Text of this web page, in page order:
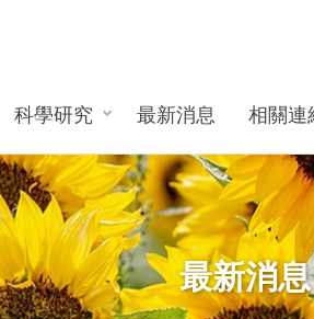
科學研究 最新消息 相關連
最新消息